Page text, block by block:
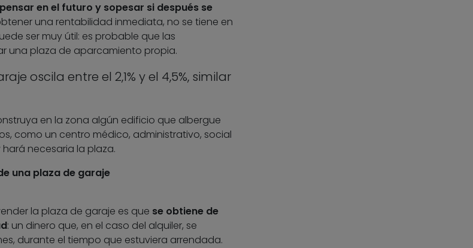
en el futuro y sopesar si después se
una rentabilidad inmediata, no se tiene en
ser muy útil: es probable que las
una plaza de aparcamiento propia.
oscila entre el 2,1% y el 4,5%, similar
en la zona algún edificio que albergue
como un centro médico, administrativo, social
necesaria la plaza.
una plaza de garaje
la plaza de garaje es que se obtiene de
: un dinero que, en el caso del alquiler, se
durante el tiempo que estuviera arrendada.